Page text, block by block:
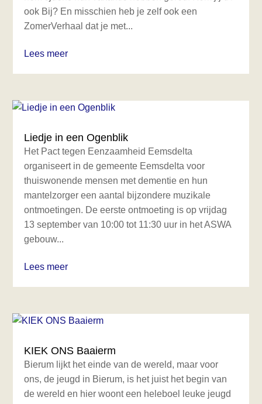
ook Bij? En misschien heb je zelf ook een
ZomerVerhaal dat je met...
Lees meer
Liedje in een Ogenblik
Het Pact tegen Eenzaamheid Eemsdelta
organiseert in de gemeente Eemsdelta voor
thuiswonende mensen met dementie en hun
mantelzorger een aantal bijzondere muzikale
ontmoetingen. De eerste ontmoeting is op vrijdag
13 september van 10:00 tot 11:30 uur in het ASWA
gebouw...
Lees meer
KIEK ONS Baaierm
Bierum lijkt het einde van de wereld, maar voor
ons, de jeugd in Bierum, is het juist het begin van
de wereld en hier woont een heleboel leuke jeugd